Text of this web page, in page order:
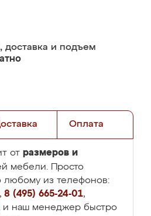
доставка и подъем
Оплата
от размеров и
мебели. Просто
любому из телефонов:
, 8 (495) 665-24-01,
и наш менеджер быстро